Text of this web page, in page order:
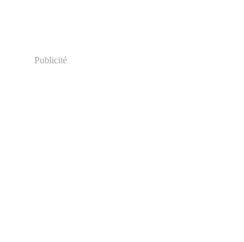
Publicité